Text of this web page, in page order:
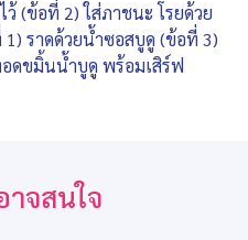
(ข้อที่ 2) ใส่ภาชนะ โรยด้วย
1) ราดด้วยน้ำซอสบูดู (ข้อที่ 3)
ดขมิ้นน้ำบูดู พร้อมเสิร์ฟ
จสนใจ